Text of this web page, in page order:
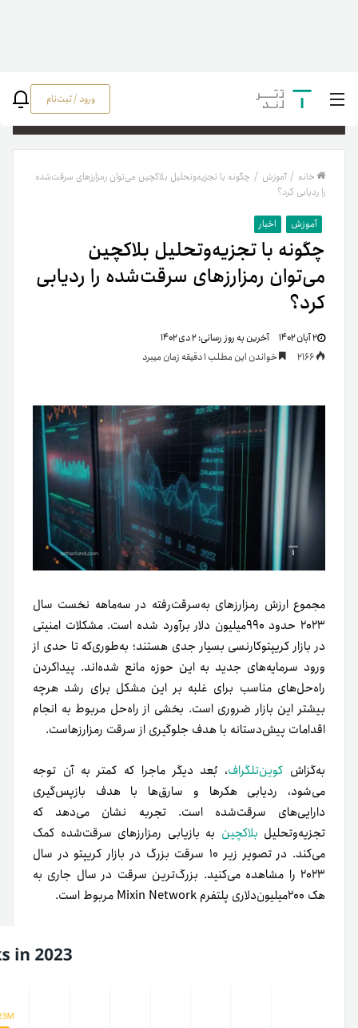
ورود / ثبت‌نام
خانه / آموزش / چگونه با تجزیه‌و‌تحلیل بلاکچین می‌توان رمزارزهای سرقت‌شده
را ردیابی کرد؟
آموزش اخبار
چگونه با تجزیه‌و‌تحلیل بلاکچین
می‌توان رمزارزهای سرقت‌شده را ردیابی
کرد؟
۲ آبان ۱۴۰۲ آخرین به روز رسانی:۲ دی ۱۴۰۲
خواندن این مطلب 1 دقیقه زمان میبرد
مجموع ارزش رمزارزهای به‌سرقت‌رفته در سه‌ماهه نخست سال
۲۰۲۳ حدود ۹۹۰میلیون دلار برآورد شده است. مشکلات امنیتی
در بازار کریپتوکارنسی بسیار جدی هستند؛ به‌طوری‌که تا حدی از
ورود سرمایه‌های جدید به این حوزه مانع شده‌اند. پیدا‌کردن
راه‌حل‌های مناسب برای غلبه بر این مشکل برای رشد هر‌چه
بیشتر این بازار ضروری است. بخشی از راه‌حل مربوط به انجام
اقدامات پیش‌دستانه با هدف جلوگیری از سرقت رمزارزهاست.
به‌گزاش کوین‌تلگراف، بُعد دیگر ماجرا که کمتر به آن توجه
می‌شود، ردیابی هکرها و سارق‌ها با هدف باز‌پس‌گیری
دارایی‌های سرقت‌شده است. تجربه نشان می‌دهد که
تجزیه‌و‌تحلیل بلاکچین به بازیابی رمزارزهای سرقت‌شده کمک
می‌کند. در تصویر زیر ۱۰ سرقت بزرگ در بازار کریپتو در سال
۲۰۲۳ را مشاهده می‌کنید. بزرگ‌ترین سرقت در سال جاری به
هک ۲۰۰میلیون‌دلاری پلتفرم Mixin Network مربوط است.